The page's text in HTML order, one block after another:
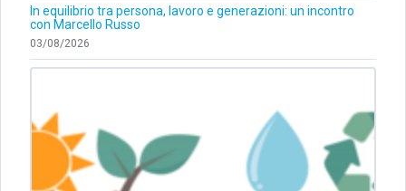
In equilibrio tra persona, lavoro e generazioni: un incontro
con Marcello Russo
03/08/2026